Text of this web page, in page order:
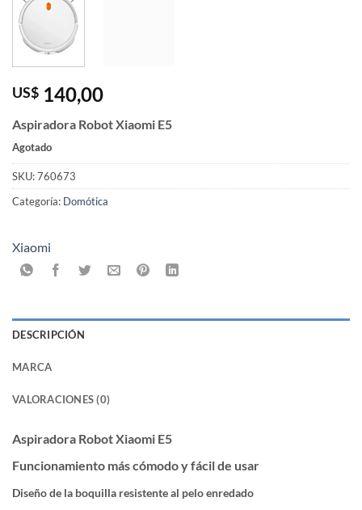
US$ 140,00
Aspiradora Robot Xiaomi E5
Agotado
SKU:760673
Categoría: Domótica
Xiaomi
DESCRIPCIÓN
MARCA
VALORACIONES (0)
Aspiradora Robot Xiaomi E5
Funcionamiento más cómodo y fácil de usar
Diseño de la boquilla resistente al pelo enredado